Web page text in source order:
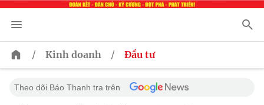
/ Kinh doanh / Đầu tư
Theo dõi Báo Thanh tra trên